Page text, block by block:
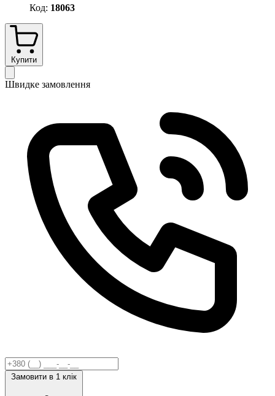
Код: 18063
Купити
Швидке замовлення
Замовити в 1 клік